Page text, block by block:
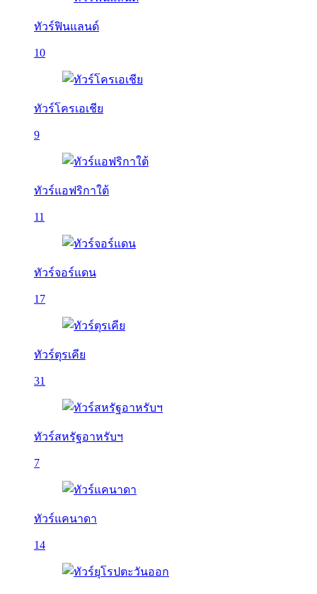
ทัวร์ฟินแลนด์
10
ทัวร์โครเอเชีย
9
ทัวร์แอฟริกาใต้
11
ทัวร์จอร์แดน
17
ทัวร์ตุรเคีย
31
ทัวร์สหรัฐอาหรับฯ
7
ทัวร์แคนาดา
14